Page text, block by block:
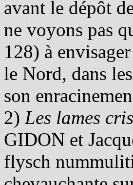
avant le dépôt
ne voyons pas
128) à
le Nord, dans
son
2) Les lames
GIDON et
flysch